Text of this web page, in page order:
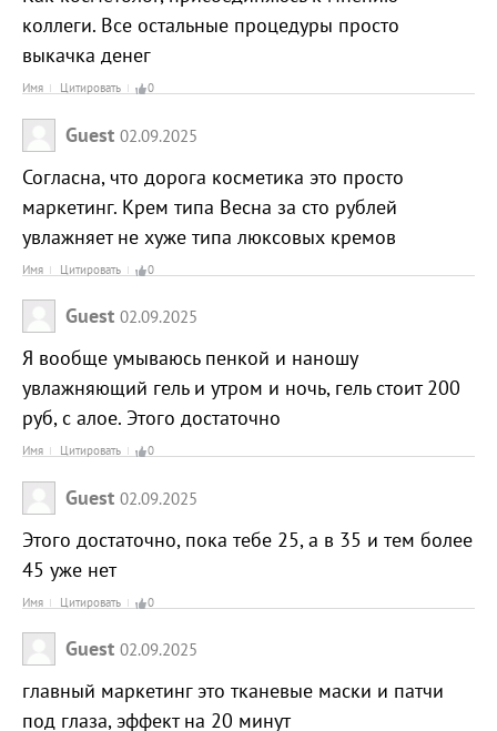
коллеги. Все остальные процедуры просто
выкачка денег
Имя Цитировать 0
Guest 02.09.2025
Согласна, что дорога косметика это просто
маркетинг. Крем типа Весна за сто рублей
увлажняет не хуже типа люксовых кремов
Имя Цитировать 0
Guest 02.09.2025
Я вообще умываюсь пенкой и наношу
увлажняющий гель и утром и ночь, гель стоит 200
руб, с алое. Этого достаточно
Имя Цитировать 0
Guest 02.09.2025
Этого достаточно, пока тебе 25, а в 35 и тем более
45 уже нет
Имя Цитировать 0
Guest 02.09.2025
главный маркетинг это тканевые маски и патчи
под глаза, эффект на 20 минут